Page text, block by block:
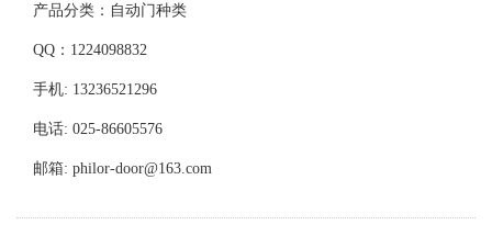
产品分类：自动门种类
QQ：1224098832
手机: 13236521296
电话: 025-86605576
邮箱: philor-door@163.com